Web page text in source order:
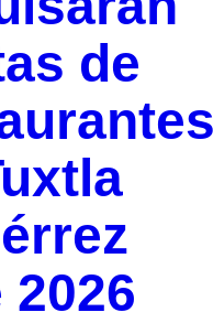
de
2026